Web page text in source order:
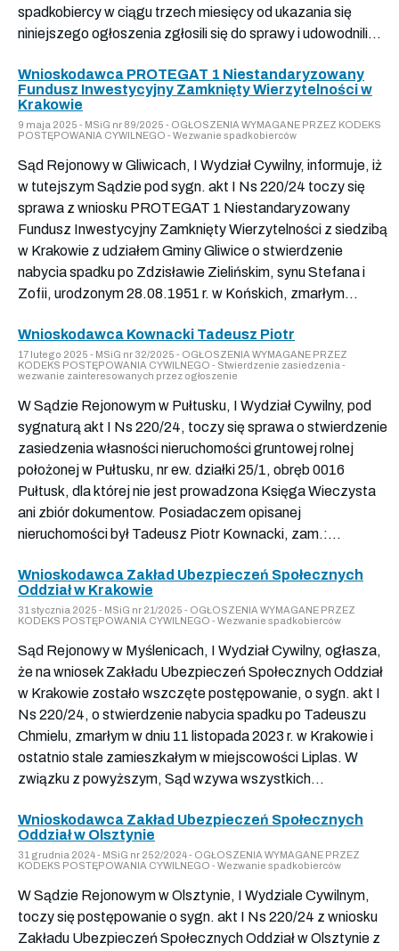
spadkobiercy w ciągu trzech miesięcy od ukazania się
niniejszego ogłoszenia zgłosili się do sprawy i udowodnili...
Wnioskodawca PROTEGAT 1 Niestandaryzowany
Fundusz Inwestycyjny Zamknięty Wierzytelności w
Krakowie
9 maja 2025 - MSiG nr 89/2025 - OGŁOSZENIA WYMAGANE PRZEZ KODEKS
POSTĘPOWANIA CYWILNEGO - Wezwanie spadkobierców
Sąd Rejonowy w Gliwicach, I Wydział Cywilny, informuje, iż
w tutejszym Sądzie pod sygn. akt I Ns 220/24 toczy się
sprawa z wniosku PROTEGAT 1 Niestandaryzowany
Fundusz Inwestycyjny Zamknięty Wierzytelności z siedzibą
w Krakowie z udziałem Gminy Gliwice o stwierdzenie
nabycia spadku po Zdzisławie Zielińskim, synu Stefana i
Zofii, urodzonym 28.08.1951 r. w Końskich, zmarłym...
Wnioskodawca Kownacki Tadeusz Piotr
17 lutego 2025 - MSiG nr 32/2025 - OGŁOSZENIA WYMAGANE PRZEZ
KODEKS POSTĘPOWANIA CYWILNEGO - Stwierdzenie zasiedzenia -
wezwanie zainteresowanych przez ogłoszenie
W Sądzie Rejonowym w Pułtusku, I Wydział Cywilny, pod
sygnaturą akt I Ns 220/24, toczy się sprawa o stwierdzenie
zasiedzenia własności nieruchomości gruntowej rolnej
położonej w Pułtusku, nr ew. działki 25/1, obręb 0016
Pułtusk, dla której nie jest prowadzona Księga Wieczysta
ani zbiór dokumentow. Posiadaczem opisanej
nieruchomości był Tadeusz Piotr Kownacki, zam.:...
Wnioskodawca Zakład Ubezpieczeń Społecznych
Oddział w Krakowie
31 stycznia 2025 - MSiG nr 21/2025 - OGŁOSZENIA WYMAGANE PRZEZ
KODEKS POSTĘPOWANIA CYWILNEGO - Wezwanie spadkobierców
Sąd Rejonowy w Myślenicach, I Wydział Cywilny, ogłasza,
że na wniosek Zakładu Ubezpieczeń Społecznych Oddział
w Krakowie zostało wszczęte postępowanie, o sygn. akt I
Ns 220/24, o stwierdzenie nabycia spadku po Tadeuszu
Chmielu, zmarłym w dniu 11 listopada 2023 r. w Krakowie i
ostatnio stale zamieszkałym w miejscowości Liplas. W
związku z powyższym, Sąd wzywa wszystkich...
Wnioskodawca Zakład Ubezpieczeń Społecznych
Oddział w Olsztynie
31 grudnia 2024 - MSiG nr 252/2024 - OGŁOSZENIA WYMAGANE PRZEZ
KODEKS POSTĘPOWANIA CYWILNEGO - Wezwanie spadkobierców
W Sądzie Rejonowym w Olsztynie, I Wydziale Cywilnym,
toczy się postępowanie o sygn. akt I Ns 220/24 z wniosku
Zakładu Ubezpieczeń Społecznych Oddział w Olsztynie z